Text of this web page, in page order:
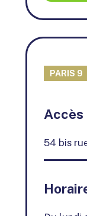
PARIS 9
−
Accès
54 bis